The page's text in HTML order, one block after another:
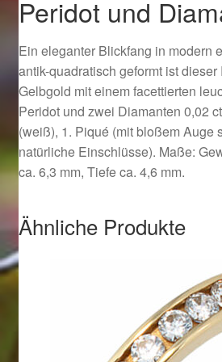
Ostergeschenke finden für Ostern
Ostergeschenke finden für Ostern
Ostergeschenke finden für Ostern
Ostergeschenke finden für Ostern
Shop
Startseite
Peridot und
Ein eleganter Blickfang in modern
antik-quadratisch geformt ist
Gelbgold mit einem facettierten
Peridot und zwei Diamanten 0,02
(weiß), 1. Piqué (mit bloßem Auge
natürliche Einschlüsse). Maße:
ca. 6,3 mm, Tiefe ca. 4,6 mm.
Ähnliche Produkte